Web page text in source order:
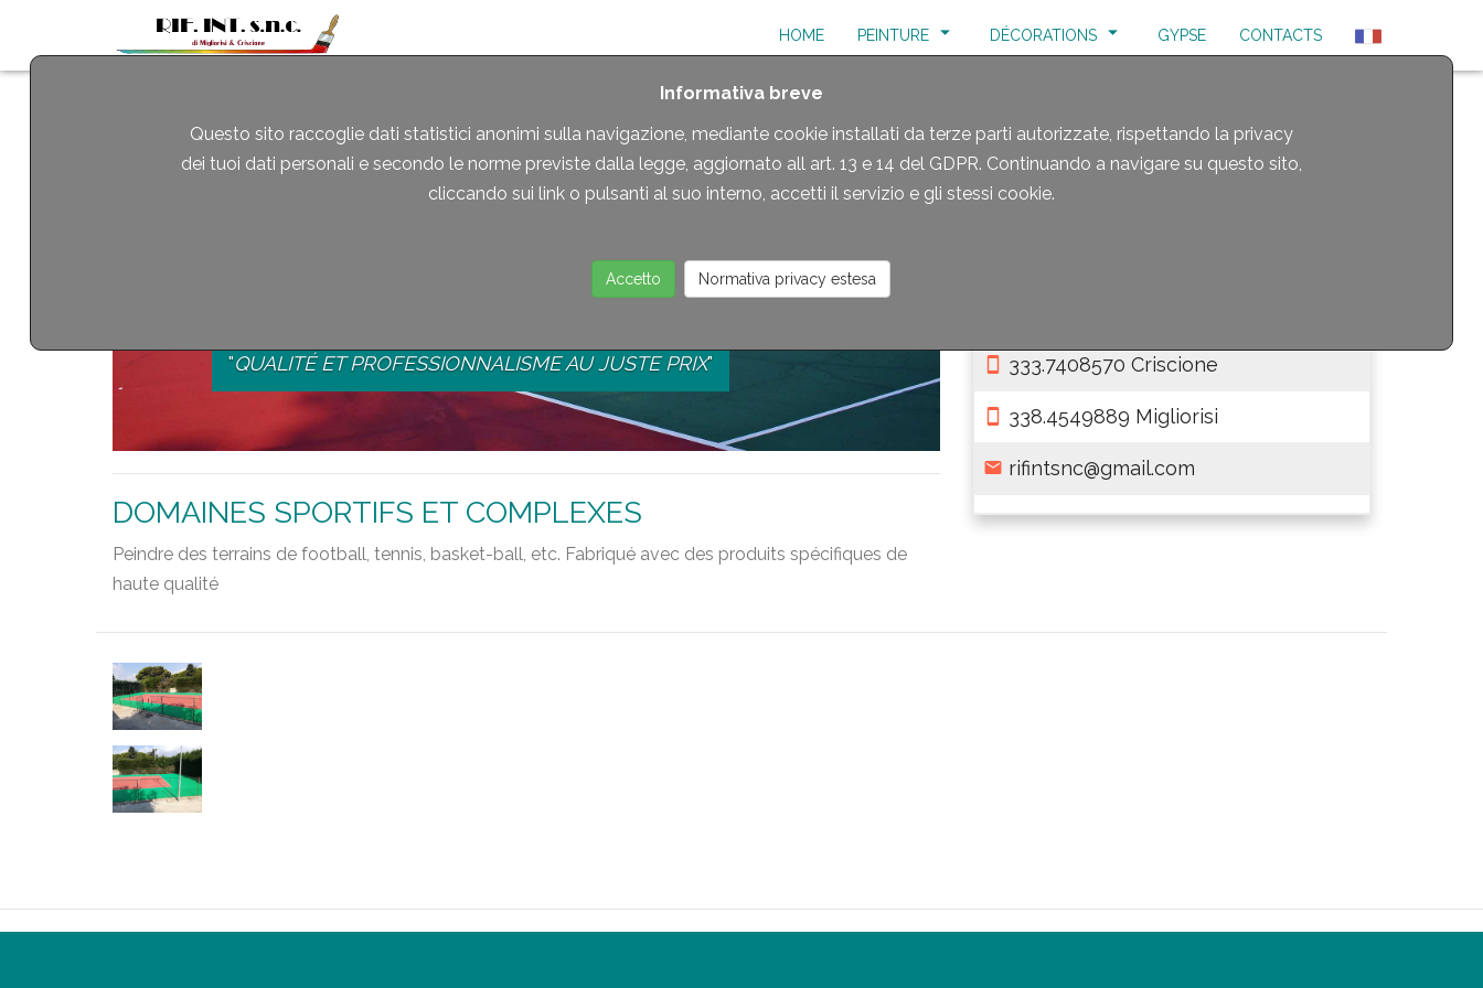
Informativa breve
Questo sito raccoglie dati statistici anonimi sulla navigazione, mediante cookie installati da terze parti autorizzate, rispettando la privacy
dei tuoi dati personali e secondo le norme previste dalla legge, aggiornato all art. 13 e 14 del GDPR. Continuando a navigare su questo sito,
cliccando sui link o pulsanti al suo interno, accetti il servizio e gli stessi cookie.
Accetto Normativa privacy estesa
HOME(CURRENT)
PEINTURE DÉCORATIONS GYPSE CONTACTS
PEINTURE DES CHAMPS DE SPORT
"QUALITÉ ET PROFESSIONNALISME AU JUSTE PRIX"
DOMAINES SPORTIFS ET COMPLEXES
Peindre des terrains de football, tennis, basket-ball, etc. Fabriqué avec des produits spécifiques de
haute qualité
333.7408570 Criscione
338.4549889 Migliorisi
rifintsnc@gmail.com